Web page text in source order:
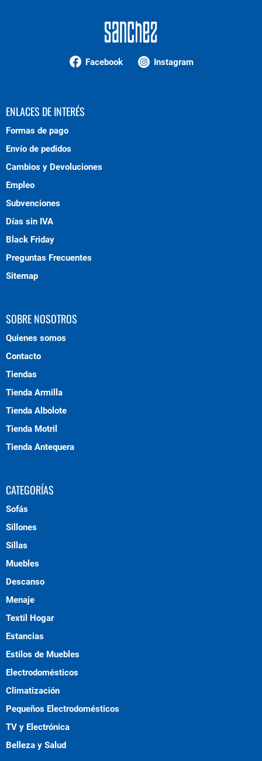
Facebook Instagram
ENLACES DE INTERÉS
Formas de pago
Envío de pedidos
Cambios y Devoluciones
Empleo
Subvenciones
Días sin IVA
Black Friday
Preguntas Frecuentes
Sitemap
SOBRE NOSOTROS
Quienes somos
Contacto
Tiendas
Tienda Armilla
Tienda Albolote
Tienda Motril
Tienda Antequera
CATEGORÍAS
Sofás
Sillones
Sillas
Muebles
Descanso
Menaje
Textil Hogar
Estancias
Estilos de Muebles
Electrodomésticos
Climatización
Pequeños Electrodomésticos
TV y Electrónica
Belleza y Salud